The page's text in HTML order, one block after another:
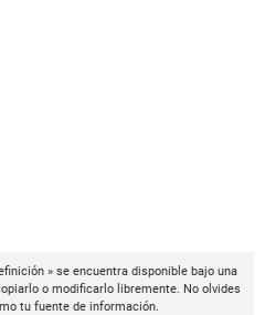
» se encuentra disponible bajo una
o modificarlo libremente. No olvides
tu fuente de información.